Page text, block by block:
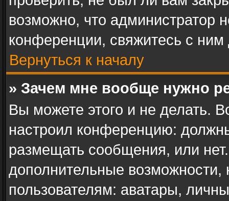
возможно, что администратор
конференции, свяжитесь с ним
Вернуться к началу
» Зачем мне вообще нужно
Вы можете этого и не делать.
настроил конференцию:
размещать сообщения, или
дополнительные
пользователям: аватары,